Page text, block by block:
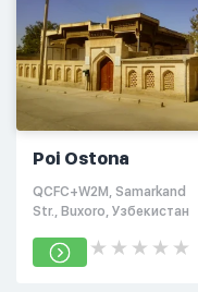
Poi Ostona
QCFC+W2M, Samarkand
Str., Buxoro, Узбекистан